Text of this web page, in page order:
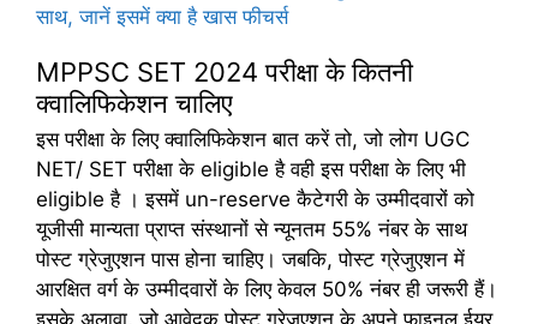
साथ, जानें इसमें क्या है खास फीचर्स
MPPSC SET 2024 परीक्षा के कितनी
क्वालिफिकेशन चालिए
इस परीक्षा के लिए क्वालिफिकेशन बात करें तो, जो लोग UGC
NET/ SET परीक्षा के eligible है वही इस परीक्षा के लिए भी
eligible है । इसमें un-reserve कैटेगरी के उम्मीदवारों को
यूजीसी मान्यता प्राप्त संस्थानों से न्यूनतम 55% नंबर के साथ
पोस्ट ग्रेजुएशन पास होना चाहिए। जबकि, पोस्ट ग्रेजुएशन में
आरक्षित वर्ग के उम्मीदवारों के लिए केवल 50% नंबर ही जरूरी हैं।